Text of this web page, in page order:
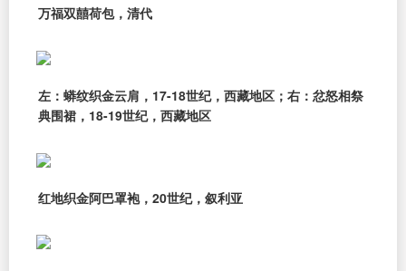
万福双囍荷包，清代
左：蟒纹织金云肩，17-18世纪，西藏地区；右：忿怒相祭
典围裙，18-19世纪，西藏地区
红地织金阿巴罩袍，20世纪，叙利亚